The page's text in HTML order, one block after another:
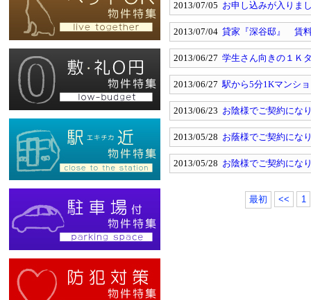
2013/07/05 お申し込みが入りま
2013/07/04 貸家『深谷邸』 賃
2013/06/27 学生さん向きの１Ｋ
2013/06/27 駅から5分1Kマンシ
2013/06/23 お陰様でご契約にな
2013/05/28 お蔭様でご契約にな
2013/05/28 お陰様でご契約にな
最初 << 1